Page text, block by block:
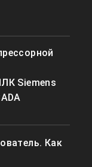
Siemens
Как